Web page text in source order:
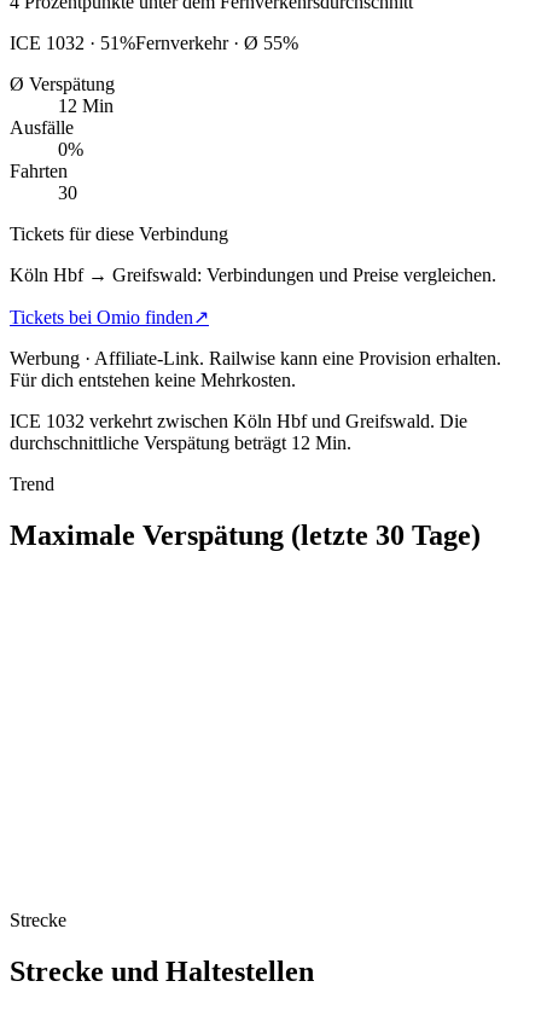
ICE 1032 · 51%Fernverkehr · Ø 55%
Ø Verspätung
12 Min
Ausfälle
0%
Fahrten
30
Tickets für diese Verbindung
Köln Hbf → Greifswald: Verbindungen und Preise vergleichen.
Tickets bei Omio finden↗
Werbung · Affiliate-Link. Railwise kann eine Provision erhalten.
Für dich entstehen keine Mehrkosten.
ICE 1032 verkehrt zwischen Köln Hbf und Greifswald. Die
durchschnittliche Verspätung beträgt 12 Min.
Trend
Maximale Verspätung (letzte 30 Tage)
Strecke
Strecke und Haltestellen